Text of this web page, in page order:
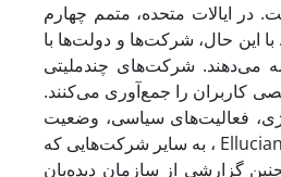
ایالات متحده، متمم چهارم
این حال، شرکت‌ها و دولت‌ها با
می‌دهند. شرکت‌های چندملیتی
کاربران را جمع‌آوری می‌کنند.
فعالیت‌های سیاسی، وضعیت
Ellucian ، به سایر شرکت‌هایی که
گزارشی از سازمان دیده‌بان